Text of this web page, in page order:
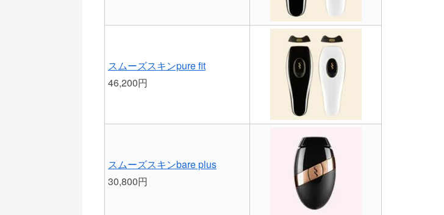
スムーズスキンpure fit
46,200円
スムーズスキンbare plus
30,800円